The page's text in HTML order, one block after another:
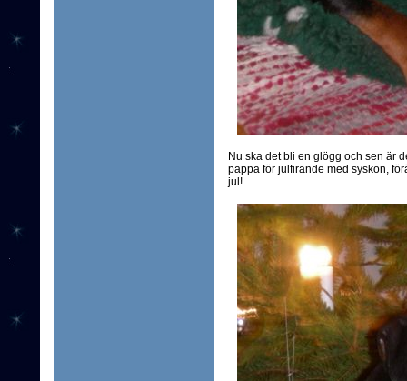
Nu ska det bli en glögg och sen är
pappa för julfirande med syskon,
jul!